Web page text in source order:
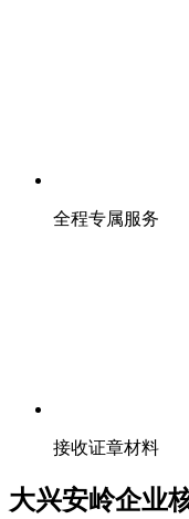
全程专属服务
接收证章材料
大兴安岭企业